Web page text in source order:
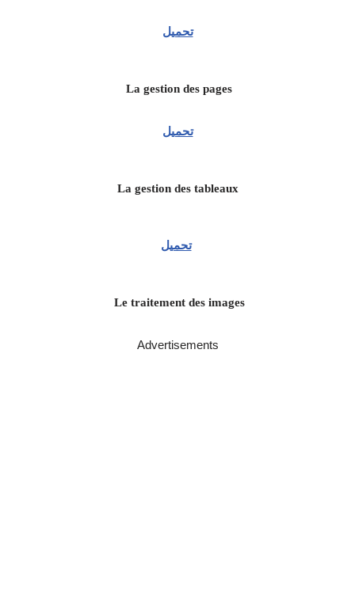
تحميل
La gestion des pages
تحميل
La gestion des tableaux
تحميل
Le traitement des images
Advertisements